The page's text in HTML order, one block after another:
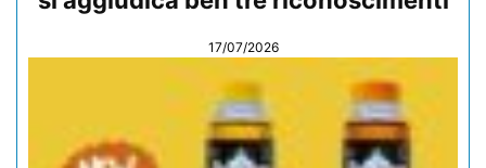
17/07/2026